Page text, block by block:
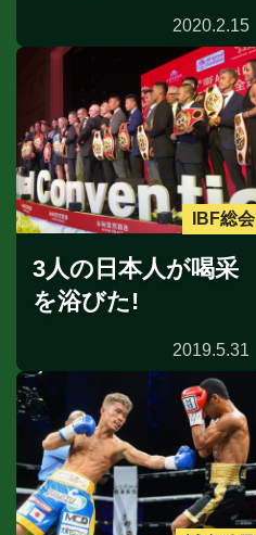
2020.2.15
IBF総会
3人の日本人が喝采
を浴びた!
2019.5.31